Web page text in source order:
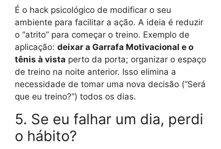
É o hack psicológico de modificar o seu
ambiente para facilitar a ação. A ideia é reduzir
o “atrito” para começar o treino. Exemplo de
aplicação: deixar a Garrafa Motivacional e o
tênis à vista perto da porta; organizar o espaço
de treino na noite anterior. Isso elimina a
necessidade de tomar uma nova decisão (“Será
que eu treino?”) todos os dias.
5. Se eu falhar um dia, perdi
o hábito?